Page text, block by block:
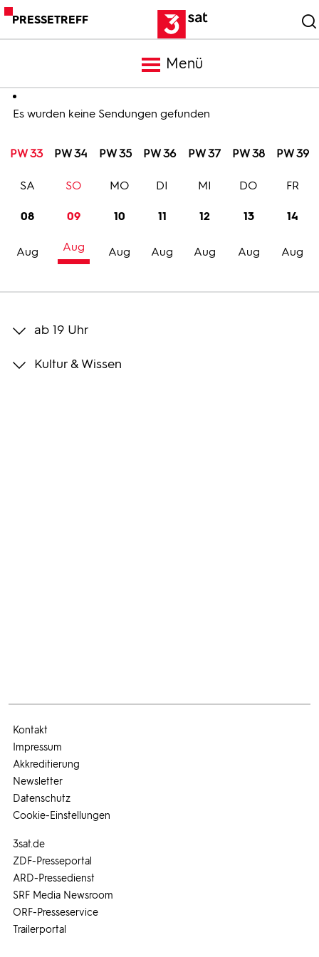
PRESSETREFF
Menü
Meldungen
Programm
Trailer
Bilder
Es wurden keine Sendungen gefunden
PW 33 PW 34 PW 35 PW 36 PW 37 PW 38 PW 39
08
Aug
SA
09
Aug
SO
10
Aug
MO
11
Aug
DI
12
Aug
MI
13
Aug
DO
14
Aug
FR
ab 19 Uhr
Kultur & Wissen
3sat.de
ZDF-Presseportal
ARD-Pressedienst
SRF Media Newsroom
ORF-Presseservice
Trailerportal
Kontakt
Impressum
Akkreditierung
Newsletter
Datenschutz
Cookie-Einstellungen